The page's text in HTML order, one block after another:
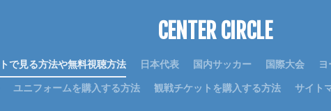
CENTER CIRCLE
で見る方法や無料視聴方法 日本代表 国内サッカー 国際大会
ユニフォームを購入する方法 観戦チケットを購入する方法 サイト